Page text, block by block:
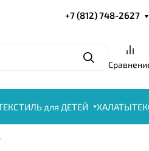
+7 (812) 748-2627
Поиск
для ДЕТЕЙ ХАЛАТЫ